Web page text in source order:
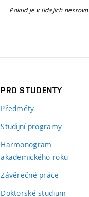
Pokud je v údajích
PRO STUDENTY
Předměty
Studijní programy
Harmonogram
akademického roku
Závěrečné práce
Doktorské studium